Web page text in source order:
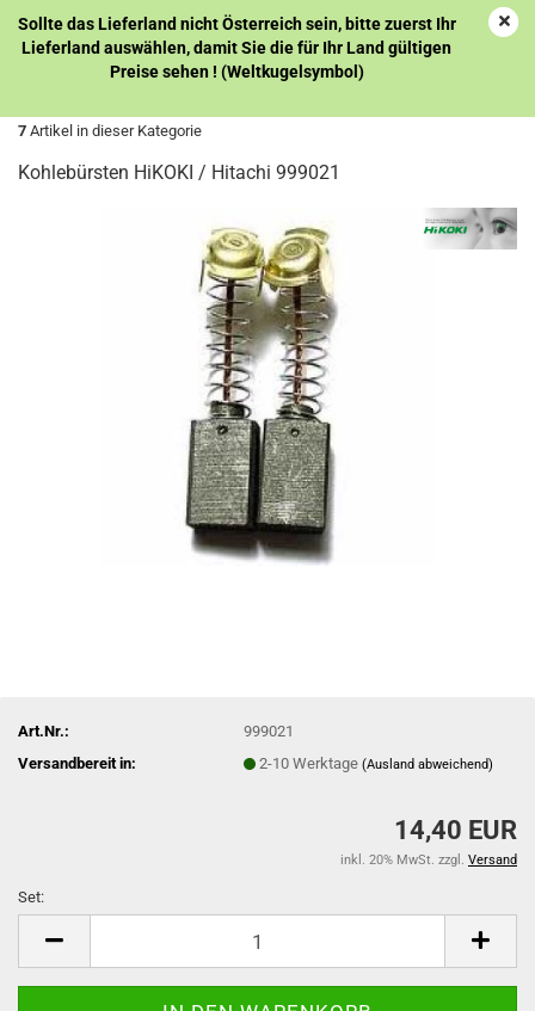
Sollte das Lieferland nicht Österreich sein, bitte zuerst Ihr
Lieferland auswählen, damit Sie die für Ihr Land gültigen
Preise sehen ! (Weltkugelsymbol)
7 Artikel in dieser Kategorie
Kohlebürsten HiKOKI / Hitachi 999021
Art.Nr.:
999021
Versandbereit in:
2-10 Werktage(Ausland abweichend)
14,40 EUR
inkl. 20% MwSt. zzgl. Versand
Set: